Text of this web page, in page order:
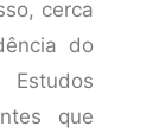
cerca
do
que